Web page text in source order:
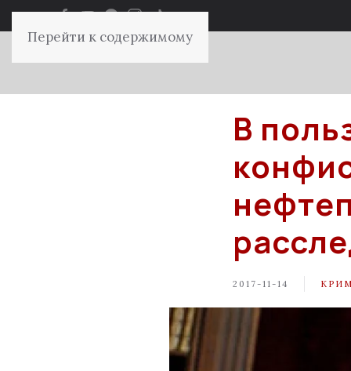
Перейти к содержимому
В
2017-11-14